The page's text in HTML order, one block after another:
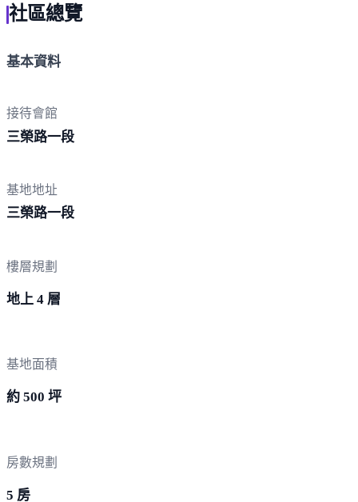
社區總覽
基本資料
接待會館
三榮路一段
基地地址
三榮路一段
樓層規劃
地上 4 層
基地面積
約 500 坪
房數規劃
5 房